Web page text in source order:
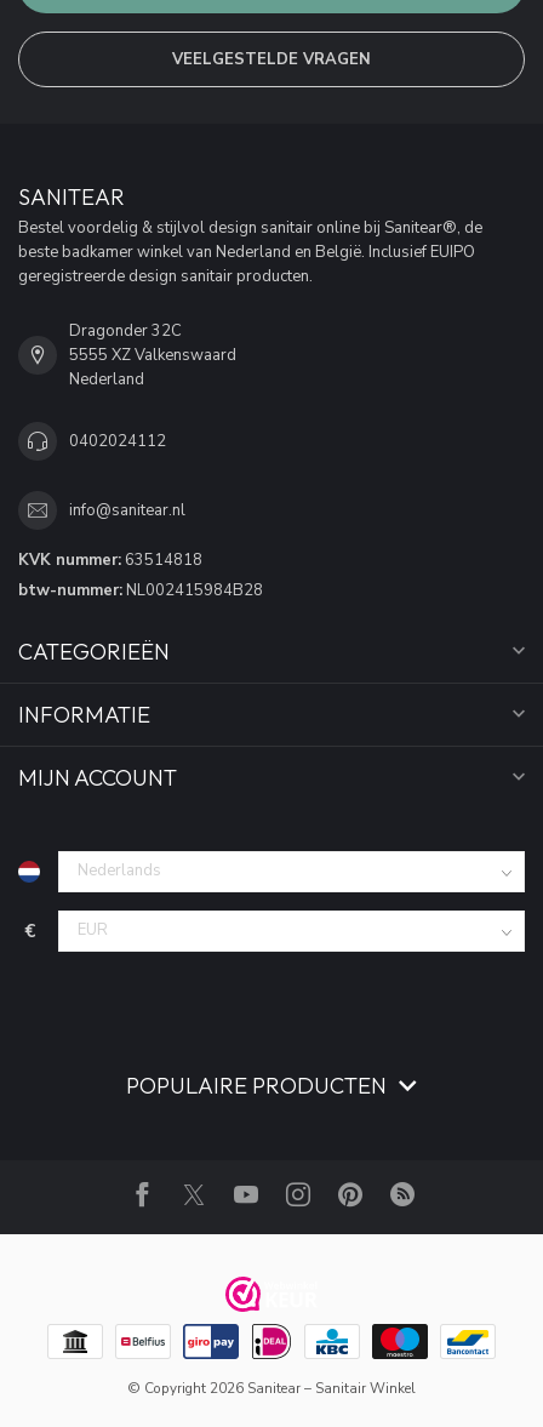
VEELGESTELDE VRAGEN
SANITEAR
Bestel voordelig & stijlvol design sanitair online bij Sanitear®, de
beste badkamer winkel van Nederland en België. Inclusief EUIPO
geregistreerde design sanitair producten.
Dragonder 32C
5555 XZ Valkenswaard
Nederland
0402024112
info@sanitear.nl
KVK nummer: 63514818
btw-nummer: NL002415984B28
CATEGORIEËN
INFORMATIE
MIJN ACCOUNT
€
POPULAIRE PRODUCTEN
© Copyright 2026 Sanitear – Sanitair Winkel